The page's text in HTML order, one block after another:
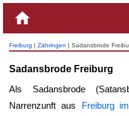
Freiburg | Zähringen | Sadansbrode
Sadansbrode Freiburg
Als Sadansbrode
Narrenzunft aus Freiburg